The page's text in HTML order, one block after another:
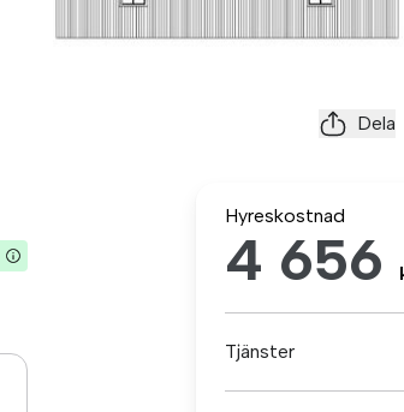
Dela
Hyreskostnad
4 656
Tjänster